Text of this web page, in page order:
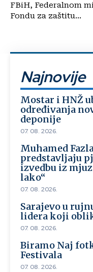
FBiH, Federalnom
Fondu za zaštitu...
Najnovije
Mostar i HNŽ
određivanja
deponije
07. 08. 2026.
Muhamed
predstavljaju
izvedbu iz
lako“
07. 08. 2026.
Sarajevo u
lidera koji
07. 08. 2026.
Biramo Naj
Festivala
07. 08. 2026.